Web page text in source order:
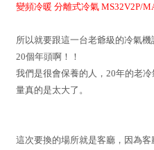
變頻冷暖 分離式冷氣 MS32V2P/
所以就要跟這一台老爺級的冷氣
20個年頭啊！！
我們是很會保養的人，20年的老
量真的是太大了。
這次要換的場所就是客廳，因為客